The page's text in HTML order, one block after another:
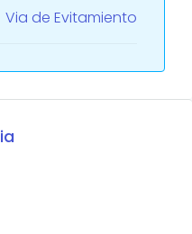
Via de Evitamiento